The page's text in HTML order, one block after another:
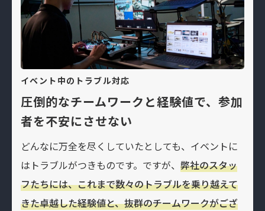
イベント中のトラブル対応
圧倒的なチームワークと経験値で、参加
者を不安にさせない
どんなに万全を尽くしていたとしても、イベントに
はトラブルがつきものです。ですが、 弊社のスタッ
フたちには、これまで数々のトラブルを乗り越えて
きた卓越した経験値と、抜群のチームワークがござ